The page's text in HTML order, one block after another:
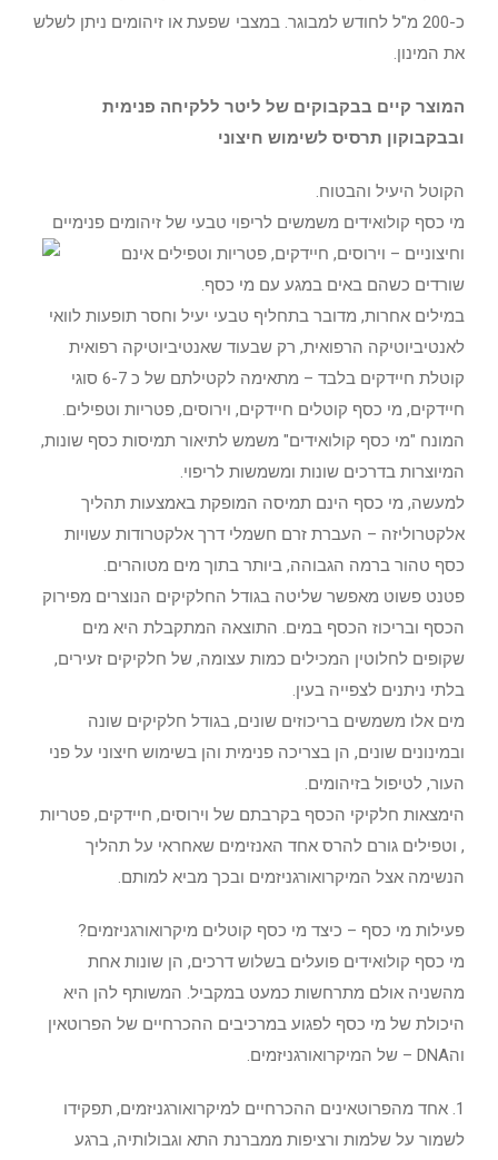
כ-200 מ"ל לחודש למבוגר. במצבי שפעת או זיהומים ניתן לשלש
את המינון.
המוצר קיים בבקבוקים של ליטר ללקיחה פנימית
ובבקבוקון תרסיס לשימוש חיצוני
הקוטל היעיל והבטוח.
מי כסף קולואידים משמשים לריפוי טבעי של זיהומים פנימיים
וחיצוניים – וירוסים, חיידקים, פטריות וטפילים אינם
שורדים כשהם באים במגע עם מי כסף.
במילים אחרות, מדובר בתחליף טבעי יעיל וחסר תופעות לוואי
לאנטיביוטיקה הרפואית, רק שבעוד שאנטיביוטיקה רפואית
קוטלת חיידקים בלבד – מתאימה לקטילתם של כ 6-7 סוגי
חיידקים, מי כסף קוטלים חיידקים, וירוסים, פטריות וטפילים.
המונח "מי כסף קולואידים" משמש לתיאור תמיסות כסף שונות,
המיוצרות בדרכים שונות ומשמשות לריפוי.
למעשה, מי כסף הינם תמיסה המופקת באמצעות תהליך
אלקטרוליזה – העברת זרם חשמלי דרך אלקטרודות עשויות
כסף טהור ברמה הגבוהה, ביותר בתוך מים מטוהרים.
פטנט פשוט מאפשר שליטה בגודל החלקיקים הנוצרים מפירוק
הכסף ובריכוז הכסף במים. התוצאה המתקבלת היא מים
שקופים לחלוטין המכילים כמות עצומה, של חלקיקים זעירים,
בלתי ניתנים לצפייה בעין.
מים אלו משמשים בריכוזים שונים, בגודל חלקיקים שונה
ובמינונים שונים, הן בצריכה פנימית והן בשימוש חיצוני על פני
העור, לטיפול בזיהומים.
הימצאות חלקיקי הכסף בקרבתם של וירוסים, חיידקים, פטריות
, וטפילים גורם להרס אחד האנזימים שאחראי על תהליך
הנשימה אצל המיקרואורגניזמים ובכך מביא למותם.
פעילות מי כסף – כיצד מי כסף קוטלים מיקרואורגניזמים?
מי כסף קולואידים פועלים בשלוש דרכים, הן שונות אחת
מהשניה אולם מתרחשות כמעט במקביל. המשותף להן היא
היכולת של מי כסף לפגוע במרכיבים ההכרחיים של הפרוטאין
והDNA – של המיקרואורגניזמים.
1. אחד מהפרוטאינים ההכרחיים למיקרואורגניזמים, תפקידו
לשמור על שלמות ורציפות ממברנת התא וגבולותיה, ברגע